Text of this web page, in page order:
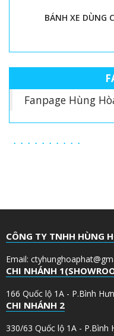
BÁNH XE DÙNG
Fanpage Hùng
CÔNG TY TNHH HÙNG
Email:
CHI NHÁNH
166 Quốc lộ 1A - P.Bình
CHI NHÁNH 2
330/63 Quốc lộ 1A - P.Bình